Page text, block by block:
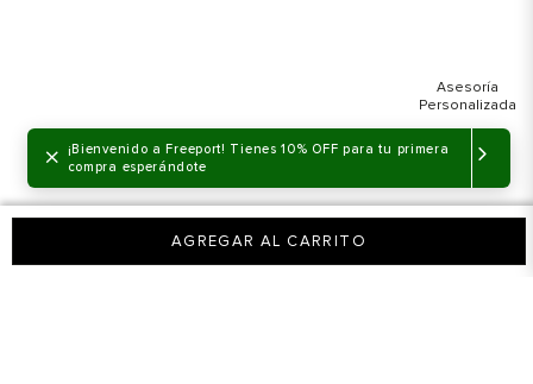
×
¡Bienvenido a Freeport! Tienes 10% OFF para tu primera
compra esperándote
AGREGAR AL CARRITO